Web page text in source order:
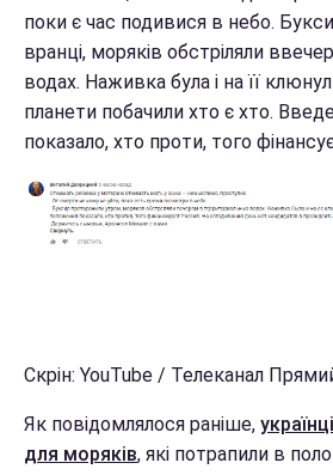
поки є час подивися в небо.
вранці, моряків обстріляли
водах. Наживка була і на її
планети побачили хто є хто.
показало, хто проти, того
Скрін: YouTube / Телеканал
Як повідомлялося раніше,
для моряків, які потрапили в